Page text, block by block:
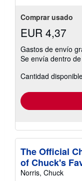
Comprar usado
EUR 4,37
Gastos de envío
Se envía dentro
Cantidad
The Official
of Chuck's
Norris, Chuck